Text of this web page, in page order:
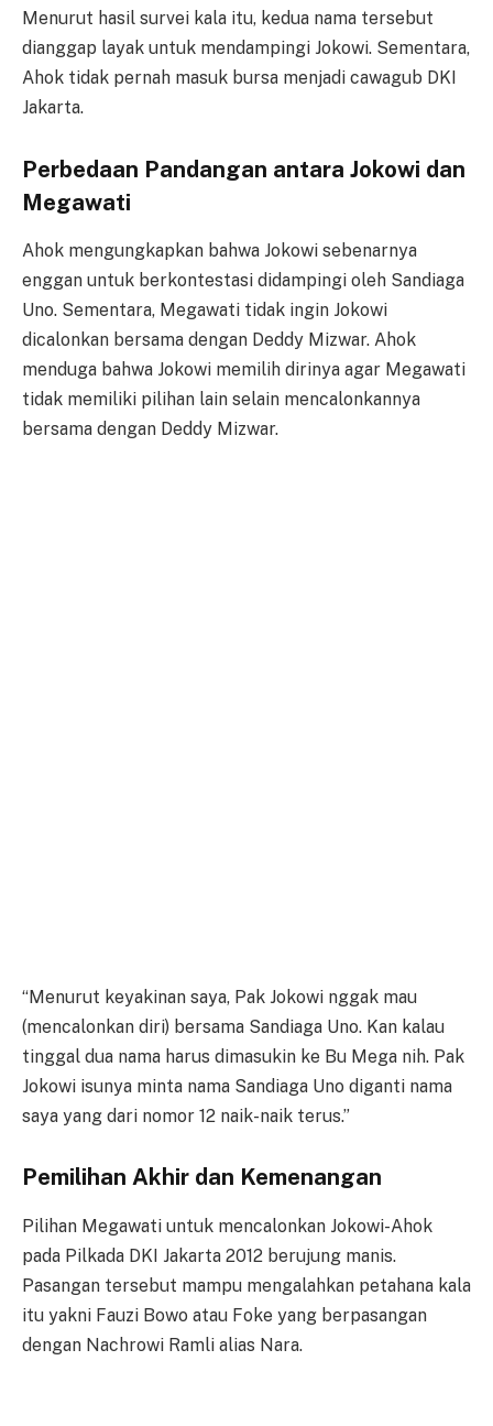
Menurut hasil survei kala itu, kedua nama tersebut
dianggap layak untuk mendampingi Jokowi. Sementara,
Ahok tidak pernah masuk bursa menjadi cawagub DKI
Jakarta.
Perbedaan Pandangan antara Jokowi dan
Megawati
Ahok mengungkapkan bahwa Jokowi sebenarnya
enggan untuk berkontestasi didampingi oleh Sandiaga
Uno. Sementara, Megawati tidak ingin Jokowi
dicalonkan bersama dengan Deddy Mizwar. Ahok
menduga bahwa Jokowi memilih dirinya agar Megawati
tidak memiliki pilihan lain selain mencalonkannya
bersama dengan Deddy Mizwar.
“Menurut keyakinan saya, Pak Jokowi nggak mau
(mencalonkan diri) bersama Sandiaga Uno. Kan kalau
tinggal dua nama harus dimasukin ke Bu Mega nih. Pak
Jokowi isunya minta nama Sandiaga Uno diganti nama
saya yang dari nomor 12 naik-naik terus.”
Pemilihan Akhir dan Kemenangan
Pilihan Megawati untuk mencalonkan Jokowi-Ahok
pada Pilkada DKI Jakarta 2012 berujung manis.
Pasangan tersebut mampu mengalahkan petahana kala
itu yakni Fauzi Bowo atau Foke yang berpasangan
dengan Nachrowi Ramli alias Nara.